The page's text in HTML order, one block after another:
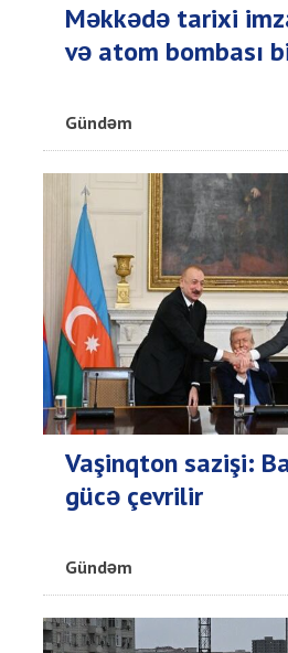
Məkkədə tarixi
və atom bombası
Gündəm
Vaşinqton sazişi:
gücə çevrilir
Gündəm